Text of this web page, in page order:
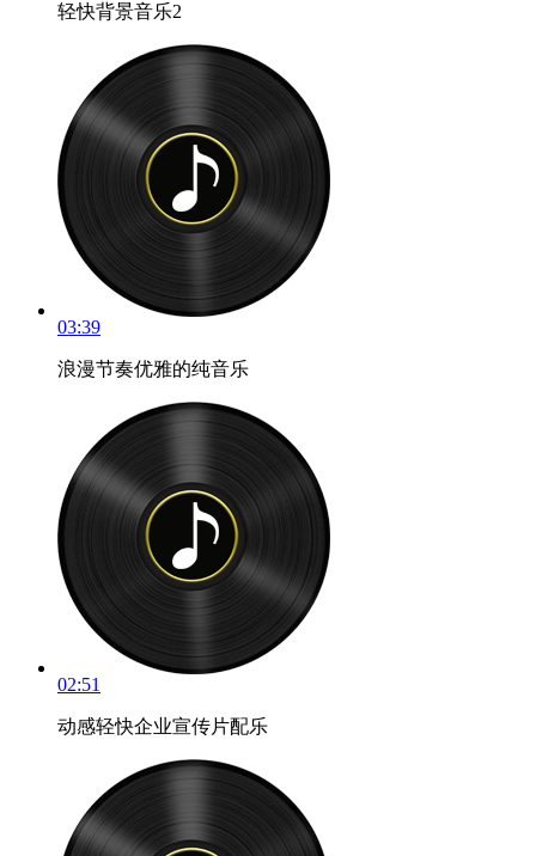
轻快背景音乐2
03:39
浪漫节奏优雅的纯音乐
02:51
动感轻快企业宣传片配乐